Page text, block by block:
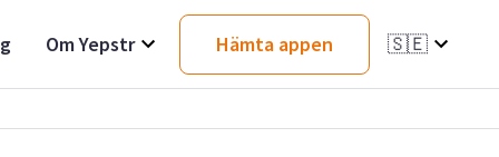
Om Yepstr Hämta appen 🇸🇪